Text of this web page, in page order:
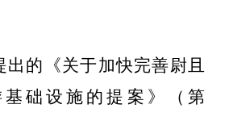
出的《关于加快完善尉且
础设施的提案》（第